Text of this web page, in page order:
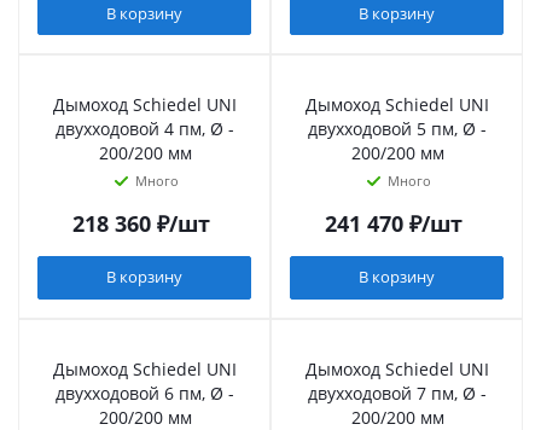
В корзину В корзину
Дымоход Schiedel UNI
двухходовой 4 пм, Ø -
200/200 мм
Много
218 360₽/шт
В корзину
Дымоход Schiedel UNI
двухходовой 5 пм, Ø -
200/200 мм
Много
241 470₽/шт
В корзину
Дымоход Schiedel UNI
двухходовой 6 пм, Ø -
200/200 мм
Дымоход Schiedel UNI
двухходовой 7 пм, Ø -
200/200 мм